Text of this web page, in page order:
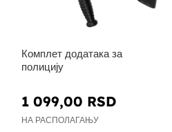
Комплет додатака за
полицију
1 099,00 RSD
НА РАСПОЛАГАЊУ